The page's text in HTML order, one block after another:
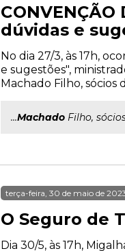
CONVENÇÃO
dúvidas e
No dia 27/3, às 17h,
e sugestões",
Machado Filho, sócios
...Machado Filho,
terça-feira, 30 de maio de
O Seguro de
Dia 30/5, às 17h,